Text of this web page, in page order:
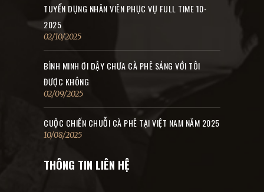
TUYỂN DỤNG NHÂN VIÊN PHỤC VỤ FULL TIME 10-
2025
02/10/2025
BÌNH MINH ƠI DẬY CHƯA CÀ PHÊ SÁNG VỚI TÔI
ĐƯỢC KHÔNG
02/09/2025
CUỘC CHIẾN CHUỖI CÀ PHÊ TẠI VIỆT NAM NĂM 2025
10/08/2025
THÔNG TIN LIÊN HỆ